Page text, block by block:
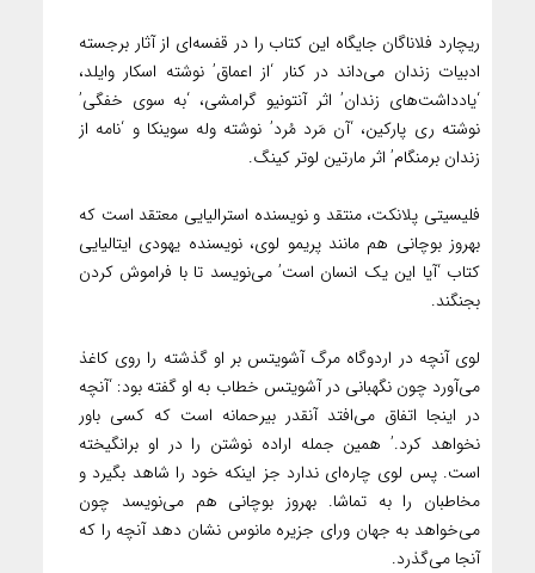
ریچارد فلاناگان جایگاه این کتاب را در قفسه‌ای از آثار برجسته
ادبیات زندان می‌داند در کنار ‘از اعماق’ نوشته اسکار وایلد،
‘یادداشت‌های زندان’ اثر آنتونیو گرامشی، ‘به سوی خفگی’
نوشته ری پارکین، ‘آن مَرد مُرد’ نوشته وله سوینکا و ‘نامه از
زندان برمنگام’ اثر مارتین لوتر کینگ. ‌‌
فلیسیتی پلانکت، منتقد و نویسنده استرالیایی معتقد است که
بهروز بوچانی هم مانند پریمو لوی، نویسنده یهودی ایتالیایی
کتاب ‘آیا این یک انسان است’ می‌نویسد تا با فراموش کردن
بجنگند. ‌
لوی آنچه در اردوگاه مرگ آشویتس بر او گذشته را روی کاغذ
می‌آورد چون نگهبانی در آشویتس خطاب به او گفته بود: ‘آنچه
در اینجا اتفاق می‌افتد آنقدر بیرحمانه است که کسی باور
نخواهد کرد.’ همین جمله اراده نوشتن را در او برانگیخته
است. پس لوی چاره‌ای ندارد جز اینکه خود را شاهد بگیرد و
مخاطبان را به تماشا. بهروز بوچانی هم می‌نویسد چون
می‌خواهد به جهان ورای جزیره مانوس نشان دهد آنچه را که
آنجا می‌گذرد.